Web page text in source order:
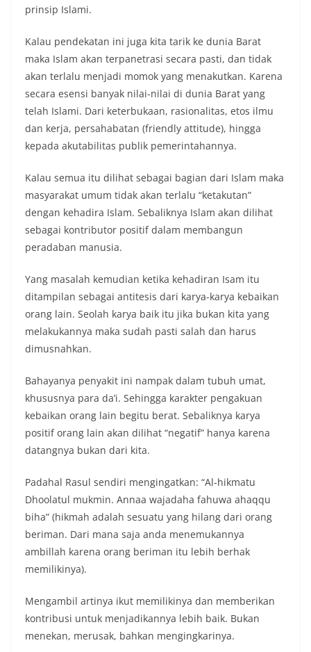
prinsip Islami.
Kalau pendekatan ini juga kita tarik ke dunia Barat
maka Islam akan terpanetrasi secara pasti, dan tidak
akan terlalu menjadi momok yang menakutkan. Karena
secara esensi banyak nilai-nilai di dunia Barat yang
telah Islami. Dari keterbukaan, rasionalitas, etos ilmu
dan kerja, persahabatan (friendly attitude), hingga
kepada akutabilitas publik pemerintahannya.
Kalau semua itu dilihat sebagai bagian dari Islam maka
masyarakat umum tidak akan terlalu “ketakutan”
dengan kehadira Islam. Sebaliknya Islam akan dilihat
sebagai kontributor positif dalam membangun
peradaban manusia.
Yang masalah kemudian ketika kehadiran Isam itu
ditampilan sebagai antitesis dari karya-karya kebaikan
orang lain. Seolah karya baik itu jika bukan kita yang
melakukannya maka sudah pasti salah dan harus
dimusnahkan.
Bahayanya penyakit ini nampak dalam tubuh umat,
khususnya para da’i. Sehingga karakter pengakuan
kebaikan orang lain begitu berat. Sebaliknya karya
positif orang lain akan dilihat “negatif” hanya karena
datangnya bukan dari kita.
Padahal Rasul sendiri mengingatkan: “Al-hikmatu
Dhoolatul mukmin. Annaa wajadaha fahuwa ahaqqu
biha” (hikmah adalah sesuatu yang hilang dari orang
beriman. Dari mana saja anda menemukannya
ambillah karena orang beriman itu lebih berhak
memilikinya).
Mengambil artinya ikut memilikinya dan memberikan
kontribusi untuk menjadikannya lebih baik. Bukan
menekan, merusak, bahkan mengingkarinya.